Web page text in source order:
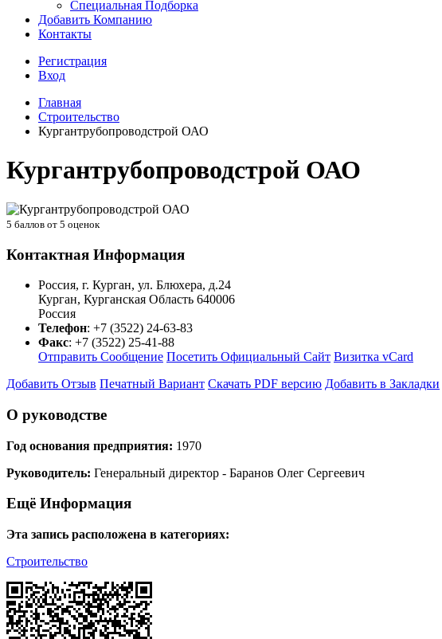
Специальная Подборка
Добавить Компанию
Контакты
Регистрация
Вход
Главная
Строительство
Кургантрубопроводстрой ОАО
Кургантрубопроводстрой ОАО
5 баллов от 5 оценок
Контактная Информация
Россия, г. Курган, ул. Блюхера, д.24
Курган, Курганская Область 640006
Россия
Телефон: +7 (3522) 24-63-83
Факс: +7 (3522) 25-41-88
Отправить Сообщение Посетить Официальный Сайт Визитка vCard
Добавить Отзыв Печатный Вариант Скачать PDF версию Добавить в Закладки
О руководстве
Год основания предприятия: 1970
Руководитель: Генеральный директор - Баранов Олег Сергеевич
Ещё Информация
Эта запись расположена в категориях:
Строительство